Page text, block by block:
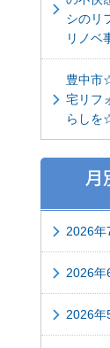
シのリ
リノベ
豊中市
宅リフ
らしを
2026年
2026年
2026年